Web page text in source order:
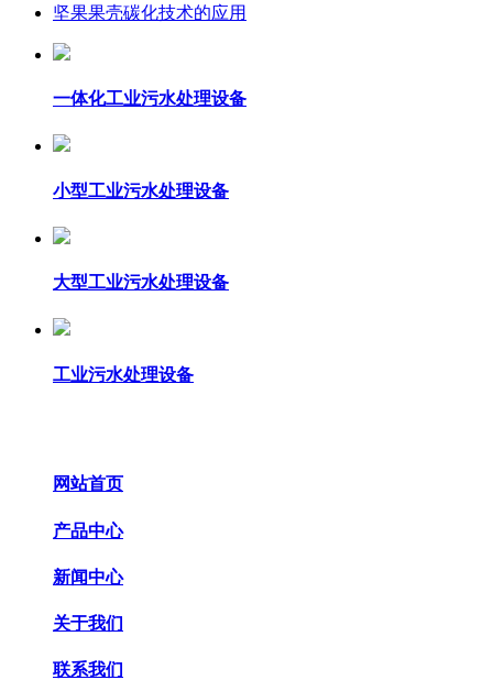
坚果果壳碳化技术的应用
一体化工业污水处理设备
小型工业污水处理设备
大型工业污水处理设备
工业污水处理设备
网站首页
产品中心
新闻中心
关于我们
联系我们